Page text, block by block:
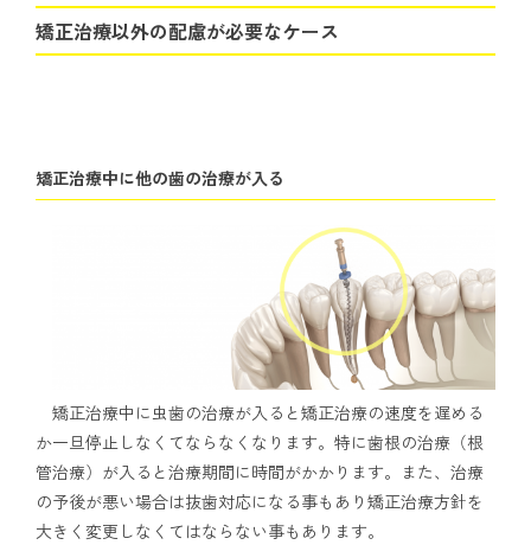
矯正治療以外の配慮が必要なケース
矯正治療中に他の歯の治療が入る
矯正治療中に虫歯の治療が入ると矯正治療の速度を遅める
か一旦停止しなくてならなくなります。特に歯根の治療（根
管治療）が入ると治療期間に時間がかかります。また、治療
の予後が悪い場合は抜歯対応になる事もあり矯正治療方針を
大きく変更しなくてはならない事もあります。